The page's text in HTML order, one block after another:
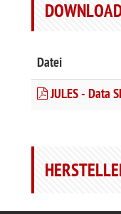
Datei
JULES - Data